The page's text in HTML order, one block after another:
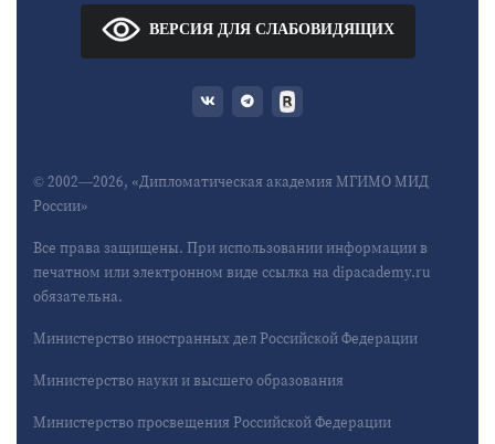
ВЕРСИЯ ДЛЯ СЛАБОВИДЯЩИХ
© 2002—2026, «Дипломатическая академия МГИМО МИД
России»
Все права защищены. При использовании информации в
печатном или электронном виде ссылка на dipacademy.ru
обязательна.
Министерство иностранных дел Российской Федерации
Министерство науки и высшего образования
Министерство просвещения Российской Федерации